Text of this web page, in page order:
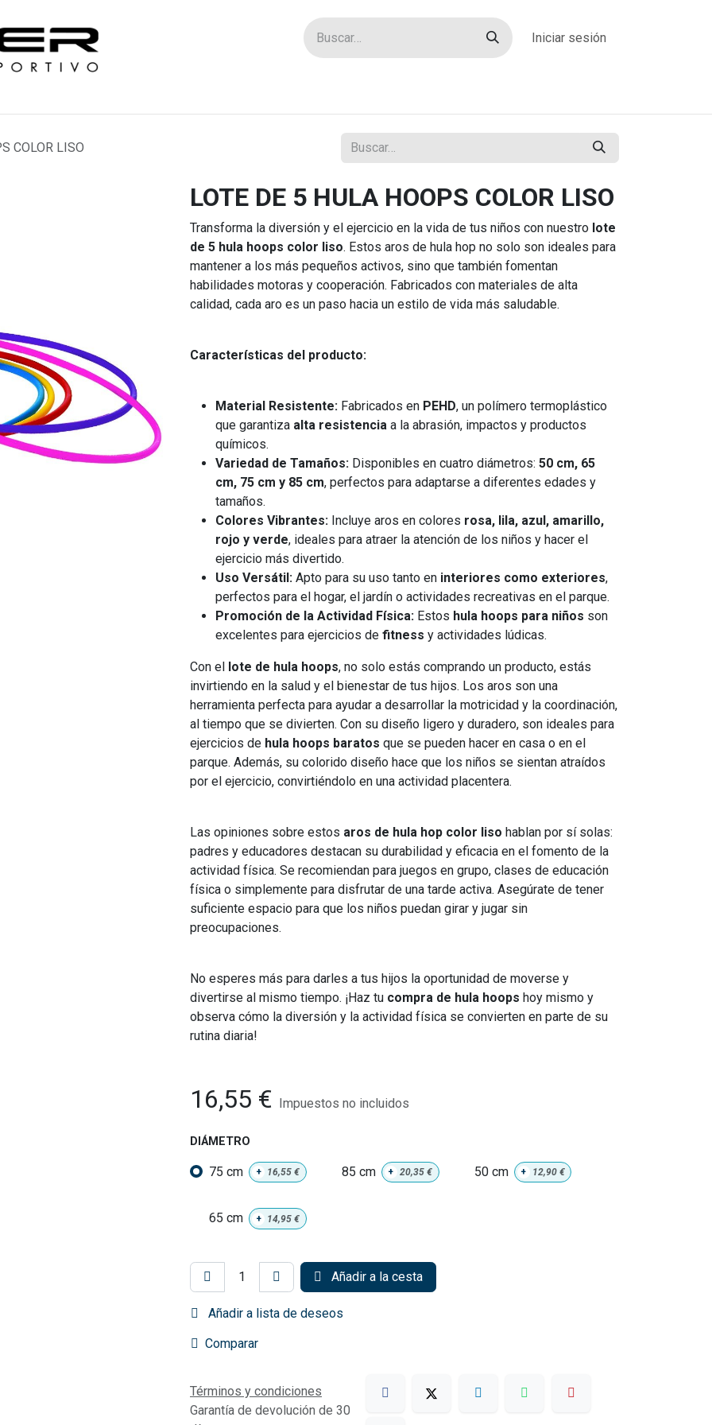
Iniciar sesión
COLOR LISO
LOTE DE 5 HULA HOOPS COLOR LISO
Transforma la diversión y el ejercicio en la vida de tus niños con nuestro lote
de 5 hula hoops color liso. Estos aros de hula hop no solo son ideales para
mantener a los más pequeños activos, sino que también fomentan
habilidades motoras y cooperación. Fabricados con materiales de alta
calidad, cada aro es un paso hacia un estilo de vida más saludable.
Características del producto:
Material Resistente: Fabricados en PEHD, un polímero termoplástico
que garantiza alta resistencia a la abrasión, impactos y productos
químicos.
Variedad de Tamaños: Disponibles en cuatro diámetros: 50 cm, 65
cm, 75 cm y 85 cm, perfectos para adaptarse a diferentes edades y
tamaños.
Colores Vibrantes: Incluye aros en colores rosa, lila, azul, amarillo,
rojo y verde, ideales para atraer la atención de los niños y hacer el
ejercicio más divertido.
Uso Versátil: Apto para su uso tanto en interiores como exteriores,
perfectos para el hogar, el jardín o actividades recreativas en el parque.
Promoción de la Actividad Física: Estos hula hoops para niños son
excelentes para ejercicios de fitness y actividades lúdicas.
Con el lote de hula hoops, no solo estás comprando un producto, estás
invirtiendo en la salud y el bienestar de tus hijos. Los aros son una
herramienta perfecta para ayudar a desarrollar la motricidad y la coordinación,
al tiempo que se divierten. Con su diseño ligero y duradero, son ideales para
ejercicios de hula hoops baratos que se pueden hacer en casa o en el
parque. Además, su colorido diseño hace que los niños se sientan atraídos
por el ejercicio, convirtiéndolo en una actividad placentera.
Las opiniones sobre estos aros de hula hop color liso hablan por sí solas:
padres y educadores destacan su durabilidad y eficacia en el fomento de la
actividad física. Se recomiendan para juegos en grupo, clases de educación
física o simplemente para disfrutar de una tarde activa. Asegúrate de tener
suficiente espacio para que los niños puedan girar y jugar sin
preocupaciones.
No esperes más para darles a tus hijos la oportunidad de moverse y
divertirse al mismo tiempo. ¡Haz tu compra de hula hoops hoy mismo y
observa cómo la diversión y la actividad física se convierten en parte de su
rutina diaria!
16,55 € Impuestos no incluidos
DIÁMETRO
75 cm + 16,55 € 85 cm + 20,35€ 50 cm + 12,90€
65 cm + 14,95 €
Añadir a la cesta
Añadir a lista de deseos
Comparar
Términos y condiciones
Garantía de devolución de 30